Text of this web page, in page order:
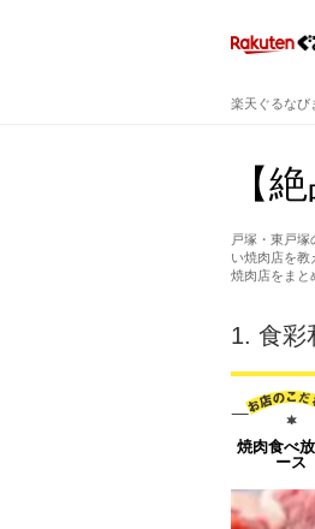
楽天ぐるなび
【
戸塚・東戸
い焼肉店を教
焼肉店をまと
1. 食彩
焼肉食べ
ース